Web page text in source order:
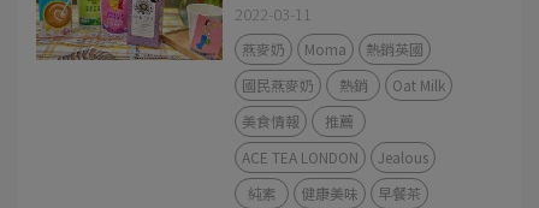
2022-03-11
燕麥奶 Moma
熱銷英國
國民燕麥奶
熱銷
Oat Milk
美食情報
推薦
ACE TEA LONDON
Jealous
純素
健康美味
早餐茶